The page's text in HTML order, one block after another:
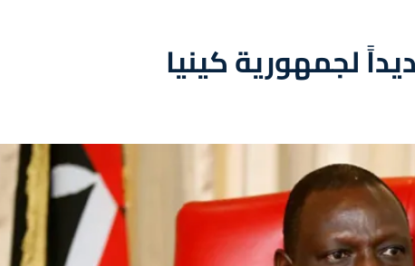
لجمهورية كينيا